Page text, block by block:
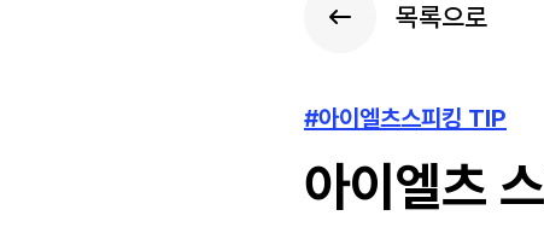
목록으로
#아이엘츠스피킹 TIP
아이엘츠